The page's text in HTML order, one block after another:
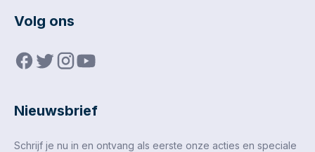
Volg ons
Nieuwsbrief
Schrijf je nu in en ontvang als eerste onze acties en speciale